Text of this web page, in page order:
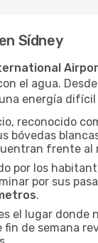
Sídney
el agua.
energía
reconocido
bóvedas
frente al
por los
por sus
.
el lugar donde
fin de semana